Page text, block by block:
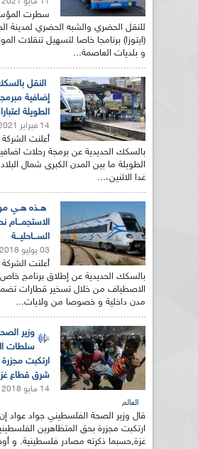
سطرت
للنقل الحضري والشبه الحضري لمدينة
(ايتوزا) برنامجا خاصا لتسهيل تنقلات
و بلديات العاصمة...
النقل
إضافية
الطويلة
14 فبراير 2021
أعلنت
بالسكك الحديدية عن برمجة رحلات
الطويلة ما بين المدن الكبرى شمال
غدا الاثنين،...
هــذه هــي
الاستجمـــام
الســـاحليـــة
03 يوليو 2018
أعلنت
بالسكك الحديدية عن إطلاق برنامج
الاصطياف من خلال تسخير قطارات
مدن داخلية و خصوصا من ولايات...
وزير
سلطات
ارتكبت
شرق قطاع
14 مايو 2018
العالم
قال وزير الصحة الفلسطيني جواد عواد
ارتكبت مجزرة بحق المتظاهرين
غزة,حسبما ذكرته مصادر فلسطينية. و